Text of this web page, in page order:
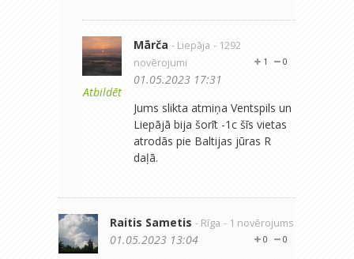
Atbildēt
Mārča - Liepāja - 1292
novērojumi
0
1
01.05.2023 17:31
Jums slikta atmiņa Ventspils un
Liepājā bija šorīt -1c šīs vietas
atrodās pie Baltijas jūras R
daļā.
Raitis Sametis - Rīga - 1 novērojums
0
0
01.05.2023 13:04